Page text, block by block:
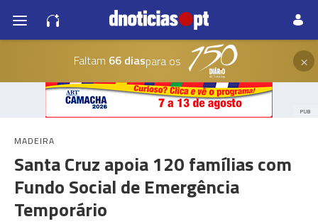
Faltam 66 diaspara os ×
PUB
MADEIRA
Santa Cruz apoia 120 famílias com
Fundo Social de Emergência
Temporário